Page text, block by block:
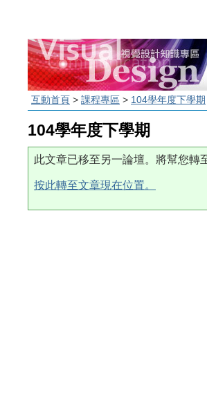
互動首頁 > 課程專區 > 104學年度下學期
104學年度下學期
此文章已移至另一論壇。將幫您轉
按此轉至文章現在位置。